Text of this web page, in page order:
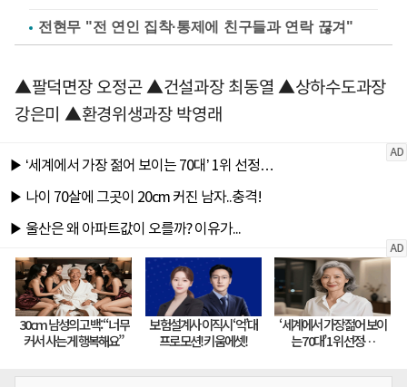
전현무 "전 연인 집착·통제에 친구들과 연락 끊겨"
▲팔덕면장 오정곤 ▲건설과장 최동열 ▲상하수도과장
강은미 ▲환경위생과장 박영래